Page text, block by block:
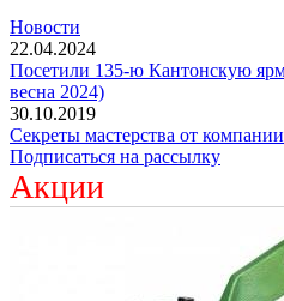
Новости
22.04.2024
Посетили 135-ю Кантонскую
весна 2024)
30.10.2019
Секреты мастерства от
Подписаться на рассылку
Акции